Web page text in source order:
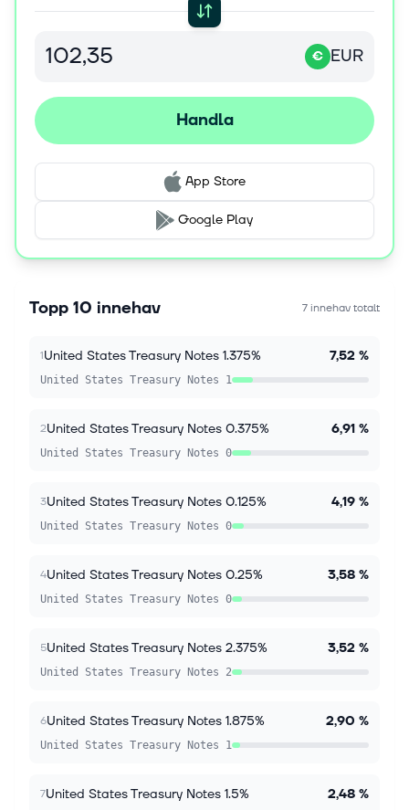
€ EUR
Handla
App Store
Google Play
Topp 10 innehav 7 innehav totalt
1United States Treasury Notes 1.375% 7,52 %
United States Treasury Notes 1
2United States Treasury Notes 0.375% 6,91 %
United States Treasury Notes 0
3United States Treasury Notes 0.125% 4,19 %
United States Treasury Notes 0
4United States Treasury Notes 0.25% 3,58 %
United States Treasury Notes 0
5United States Treasury Notes 2.375% 3,52 %
United States Treasury Notes 2
6United States Treasury Notes 1.875% 2,90 %
United States Treasury Notes 1
7United States Treasury Notes 1.5% 2,48 %